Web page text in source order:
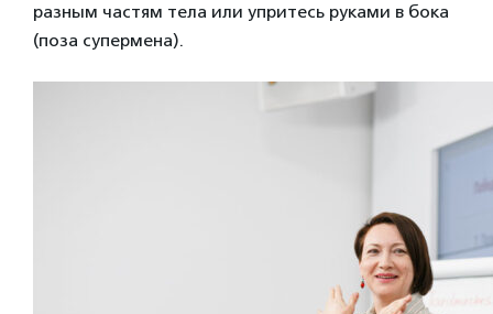
разным частям тела или упритесь руками в бока
(поза супермена).